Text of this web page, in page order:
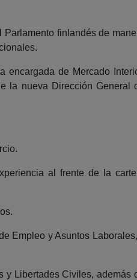
finlandés de
encargada de Mercado
la nueva Dirección General
al frente de la
Empleo y Asuntos
y Libertades Civiles, además